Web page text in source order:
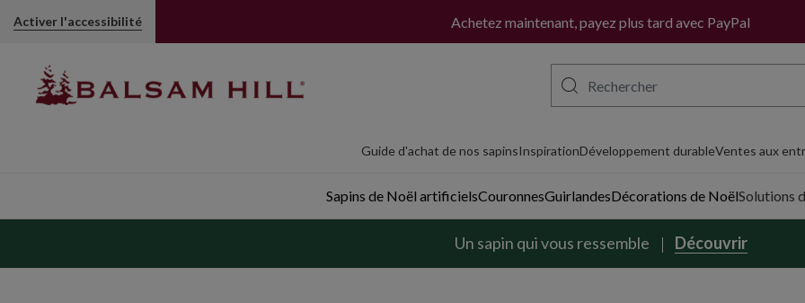
Activer l'accessibilité Achetez maintenant, payez plus tard avec PayPal
Guide d'achat de nos sapinsInspirationDéveloppement durableVentes aux
Sapins de Noël artificielsCouronnesGuirlandesDécorations de NoëlSolutions
Un sapin qui vous ressemble Découvrir